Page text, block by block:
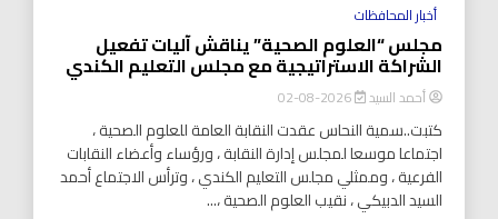
أخبار المحافظات
مجلس “العلوم الصحية” يناقش آليات تفعيل
الشراكة الاستراتيجية مع مجلس التعليم الكندي
أحمد السيد 2026-08-02
كتبت..سمية النحاس عقدت النقابة العامة للعلوم الصحية ،
اجتماعا موسعا لمجلس إدارة النقابة ، ورؤساء وأعضاء النقابات
الفرعية ، وممثلي مجلس التعليم الكندي ، وترأس الاجتماع أحمد
السيد الدبيكي ، نقيب العلوم الصحية ،...